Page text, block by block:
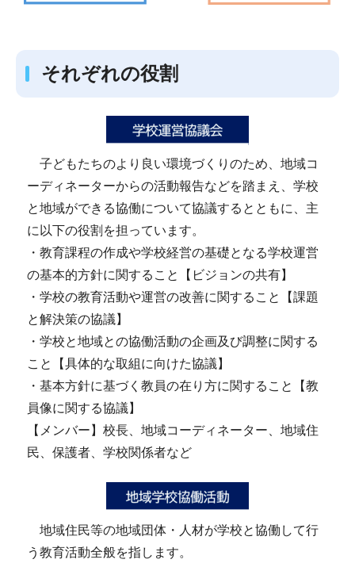
それぞれの役割
子どもたちのより良い環境づくりのため、地域コ
ーディネーターからの活動報告などを踏まえ、学校
と地域ができる協働について協議するとともに、主
に以下の役割を担っています。
・教育課程の作成や学校経営の基礎となる学校運営
の基本的方針に関すること【ビジョンの共有】
・学校の教育活動や運営の改善に関すること【課題
と解決策の協議】
・学校と地域との協働活動の企画及び調整に関する
こと【具体的な取組に向けた協議】
・基本方針に基づく教員の在り方に関すること【教
員像に関する協議】
【メンバー】校長、地域コーディネーター、地域住
民、保護者、学校関係者など
地域住民等の地域団体・人材が学校と協働して行
う教育活動全般を指します。